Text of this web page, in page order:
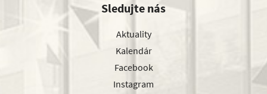
Sledujte nás
Aktuality
Kalendár
Facebook
Instagram